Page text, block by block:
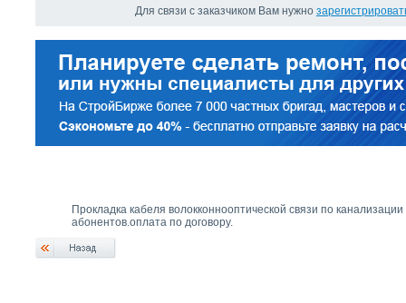
Для связи с заказчиком Вам нужно
Прокладка кабеля волокконнооптической связи по
абонентов.оплата по договору.